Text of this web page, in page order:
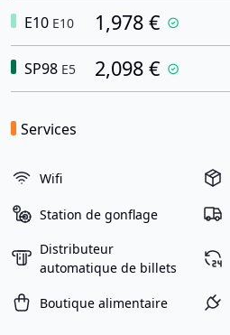
E10 E10 1,978 €
SP98 E5 2,098 €
Services
Wifi
Station de gonflage
Distributeur
automatique de billets
Boutique alimentaire